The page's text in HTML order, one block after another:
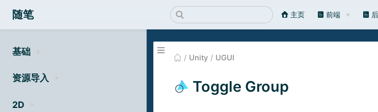
随笔 主页 前端
基础
资源导入
2D
Unity UGUI
Toggle Group